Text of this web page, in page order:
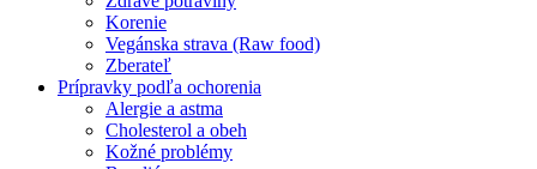
Korenie
Vegánska strava (Raw food)
Zberateľ
Prípravky podľa ochorenia
Alergie a astma
Cholesterol a obeh
Kožné problémy